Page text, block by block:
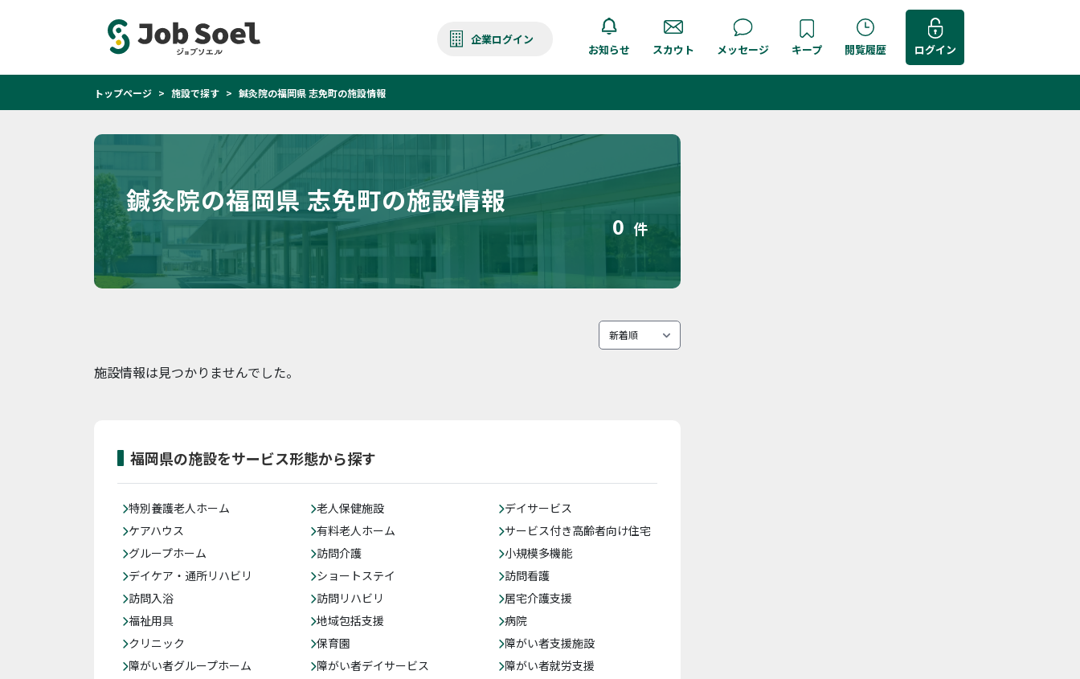
企業ログイン
お知らせ スカウト メッセージ キープ 閲覧履歴 ログイン
トップページ 施設で探す 鍼灸院の福岡県 志免町の施設情報
鍼灸院の福岡県 志免町の施設情報
0 件
施設情報は見つかりませんでした。
福岡県の施設をサービス形態から探す
特別養護老人ホーム 老人保健施設
デイサービス
ケアハウス
有料老人ホーム
サービス付き高齢者向け住宅
グループホーム
訪問介護
小規模多機能
デイケア・通所リハビリ
ショートステイ
訪問看護
訪問入浴
訪問リハビリ
居宅介護支援
福祉用具
地域包括支援
病院
クリニック
保育園
障がい者支援施設
障がい者グループホーム
障がい者デイサービス
障がい者就労支援